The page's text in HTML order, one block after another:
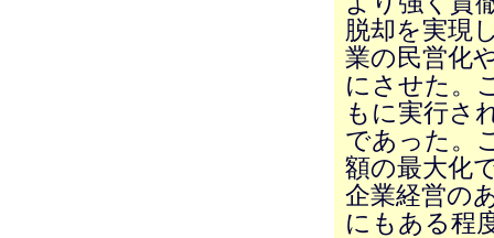
脱却を実現
業の民営化
にさせた。
もに実行さ
であった。
額の最大化
企業経営の
にもある程